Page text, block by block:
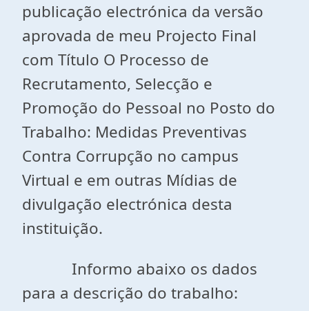
publicação electrónica da versão
aprovada de meu Projecto Final
com Título O Processo de
Recrutamento, Selecção e
Promoção do Pessoal no Posto do
Trabalho: Medidas Preventivas
Contra Corrupção no campus
Virtual e em outras Mídias de
divulgação electrónica desta
instituição.
Informo abaixo os dados
para a descrição do trabalho: